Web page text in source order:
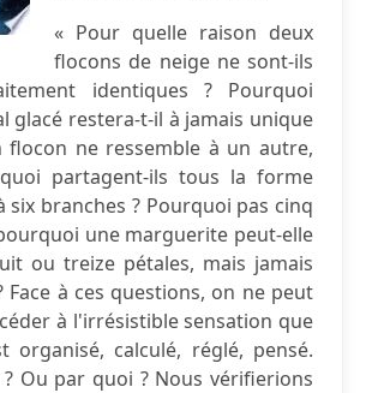
« Pour quelle raison deux
flocons de neige ne sont-ils
identiques ? Pourquoi
glacé restera-t-il à jamais unique
flocon ne ressemble à un autre,
partagent-ils tous la forme
six branches ? Pourquoi pas cinq
une marguerite peut-elle
ou treize pétales, mais jamais
Face à ces questions, on ne peut
à l'irrésistible sensation que
organisé, calculé, réglé, pensé.
Ou par quoi ? Nous vérifierions